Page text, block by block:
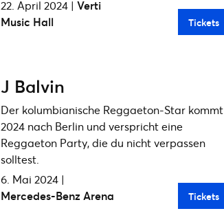
22. April 2024 | Verti
Music Hall
Tickets
J Balvin
Der kolumbianische Reggaeton-Star kommt
2024 nach Berlin und verspricht eine
Reggaeton Party, die du nicht verpassen
solltest.
6. Mai 2024 |
Mercedes-Benz Arena
Tickets